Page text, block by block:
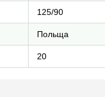
125/90
Польща
20